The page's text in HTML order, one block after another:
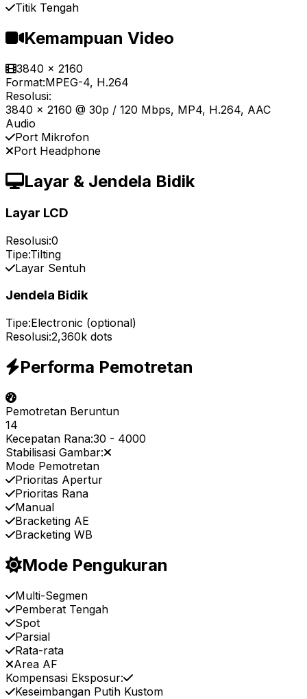
Titik Tengah
Kemampuan Video
3840 x 2160
Format:MPEG-4, H.264
Resolusi:
3840 x 2160 @ 30p / 120 Mbps, MP4, H.264, AAC
Audio
Port Mikrofon
Port Headphone
Layar & Jendela Bidik
Layar LCD
Resolusi:0
Tipe:Tilting
Layar Sentuh
Jendela Bidik
Tipe:Electronic (optional)
Resolusi:2,360k dots
Performa Pemotretan
Pemotretan Beruntun
14
Kecepatan Rana:30 - 4000
Stabilisasi Gambar:
Mode Pemotretan
Prioritas Apertur
Prioritas Rana
Manual
Bracketing AE
Bracketing WB
Mode Pengukuran
Multi-Segmen
Pemberat Tengah
Spot
Parsial
Rata-rata
Area AF
Kompensasi Eksposur:
Keseimbangan Putih Kustom